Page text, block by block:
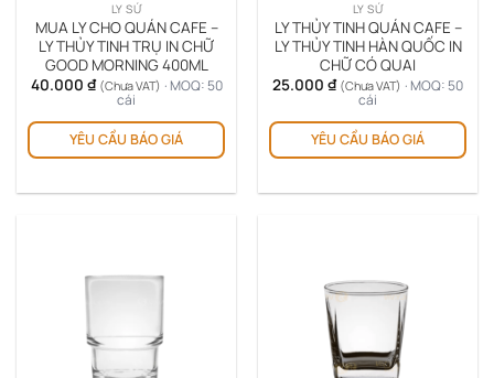
LY SỨ
MUA LY CHO QUÁN CAFE –
LY THỦY TINH TRỤ IN CHỮ
GOOD MORNING 400ML
40.000 ₫ (Chưa VAT) · MOQ: 50
cái
YÊU CẦU BÁO GIÁ
LY SỨ
LY THỦY TINH QUÁN CAFE –
LY THỦY TINH HÀN QUỐC IN
CHỮ CÓ QUAI
25.000 ₫ (Chưa VAT) · MOQ: 50
cái
YÊU CẦU BÁO GIÁ